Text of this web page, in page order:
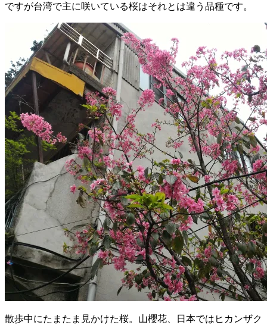
ですが台湾で主に咲いている桜はそれとは違う品種です。
散歩中にたまたま見かけた桜。山櫻花、日本ではヒカンザク